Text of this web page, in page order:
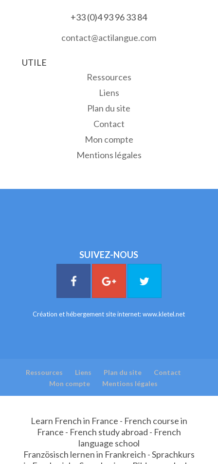
+33 (0)4 93 96 33 84
contact@actilangue.com
UTILE
Ressources
Liens
Plan du site
Contact
Mon compte
Mentions légales
SUIVEZ-NOUS
Création et hébergement site internet:www.kletel.net
Ressources Liens Plan du site
Contact
Mon compte
Mentions légales
Learn French in France - French course in
France - French study abroad - French
language school
Französisch lernen in Frankreich - Sprachkurs